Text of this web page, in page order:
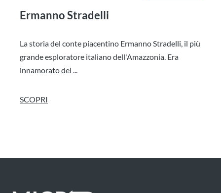
Ermanno Stradelli
La storia del conte piacentino Ermanno Stradelli, il più
grande esploratore italiano dell'Amazzonia. Era
innamorato del ...
SCOPRI